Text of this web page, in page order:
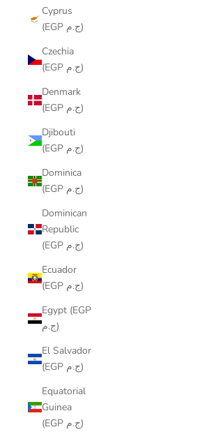
Cyprus
(EGP ج.م)
Czechia
(EGP ج.م)
Denmark
(EGP ج.م)
Djibouti
(EGP ج.م)
Dominica
(EGP ج.م)
Dominican
Republic
(EGP ج.م)
Ecuador
(EGP ج.م)
Egypt (EGP
ج.م)
El Salvador
(EGP ج.م)
Equatorial
Guinea
(EGP ج.م)